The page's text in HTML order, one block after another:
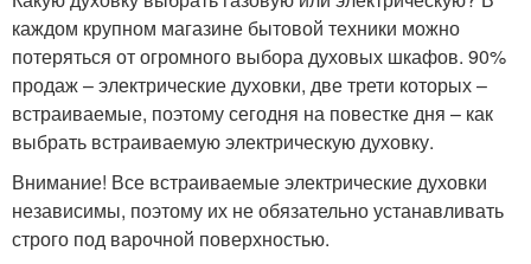
каждом крупном магазине бытовой техники можно
потеряться от огромного выбора духовых шкафов. 90%
продаж – электрические духовки, две трети которых –
встраиваемые, поэтому сегодня на повестке дня – как
выбрать встраиваемую электрическую духовку.
Внимание! Все встраиваемые электрические духовки
независимы, поэтому их не обязательно устанавливать
строго под варочной поверхностью.